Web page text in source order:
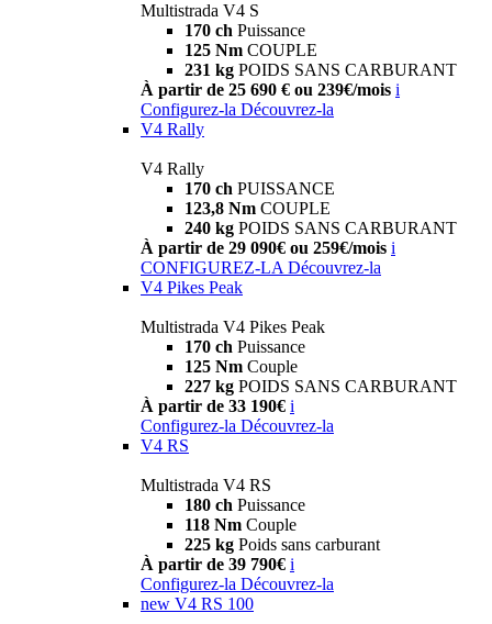
Multistrada V4 S
170 ch Puissance
125 Nm COUPLE
231 kg POIDS SANS CARBURANT
À partir de 25 690 € ou 239€/mois i
Configurez-la Découvrez-la
V4 Rally
V4 Rally
170 ch PUISSANCE
123,8 Nm COUPLE
240 kg POIDS SANS CARBURANT
À partir de 29 090€ ou 259€/mois i
CONFIGUREZ-LA Découvrez-la
V4 Pikes Peak
Multistrada V4 Pikes Peak
170 ch Puissance
125 Nm Couple
227 kg POIDS SANS CARBURANT
À partir de 33 190€ i
Configurez-la Découvrez-la
V4 RS
Multistrada V4 RS
180 ch Puissance
118 Nm Couple
225 kg Poids sans carburant
À partir de 39 790€ i
Configurez-la Découvrez-la
new V4 RS 100